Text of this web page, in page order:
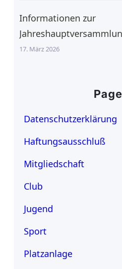
Informationen zur
17. März 2026
Datenschutzerklärung
Haftungsausschluß
Mitgliedschaft
Club
Jugend
Sport
Platzanlage